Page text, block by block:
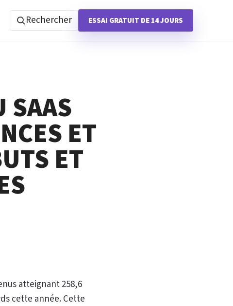
Rechercher ESSAI GRATUIT DE 14 JOURS
SAAS
ET
ET
atteignant 258,6
cette année. Cette